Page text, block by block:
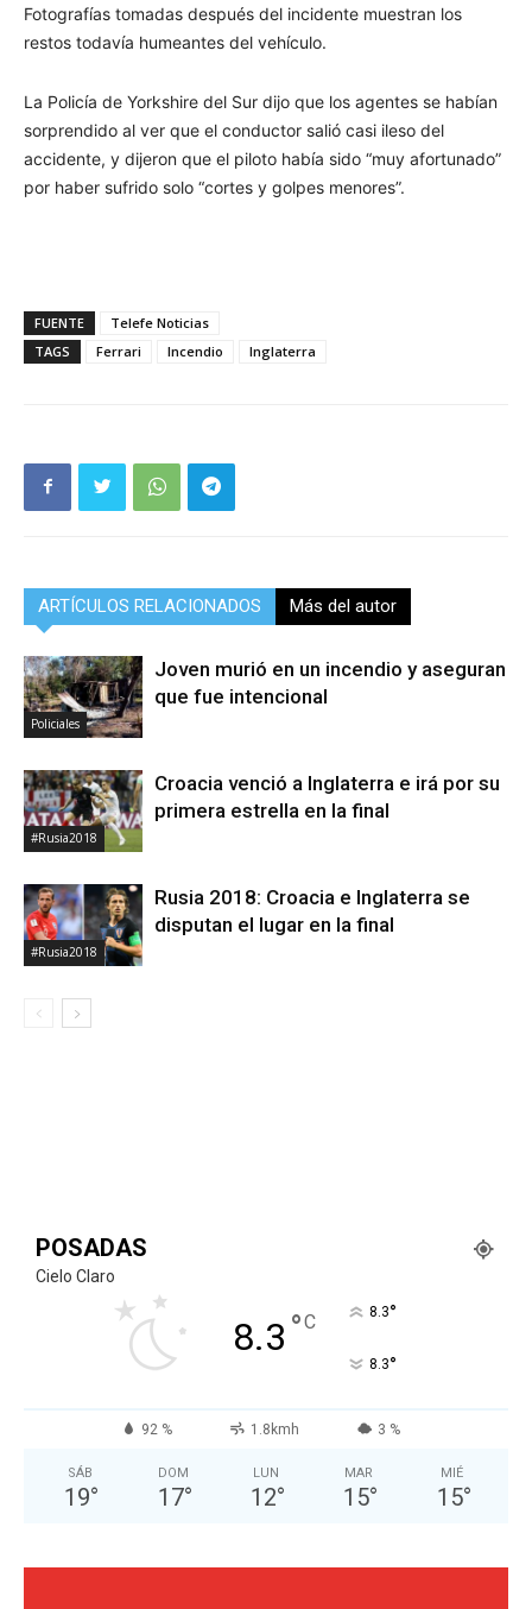
Fotografías tomadas después del incidente muestran los
restos todavía humeantes del vehículo.
La Policía de Yorkshire del Sur dijo que los agentes se habían
sorprendido al ver que el conductor salió casi ileso del
accidente, y dijeron que el piloto había sido “muy afortunado”
por haber sufrido solo “cortes y golpes menores”.
FUENTE
Telefe Noticias
TAGS
Ferrari Incendio Inglaterra
ARTÍCULOS RELACIONADOS Más del autor
Policiales
Joven murió en un incendio y aseguran
que fue intencional
#Rusia2018
Croacia venció a Inglaterra e irá por su
primera estrella en la final
#Rusia2018
Rusia 2018: Croacia e Inglaterra se
disputan el lugar en la final
POSADAS
Cielo Claro
8.3 °C 8.3°
8.3°
92 % 1.8kmh 3 %
SÁB
19°
DOM
17°
LUN
12°
MAR
15°
MIÉ
15°